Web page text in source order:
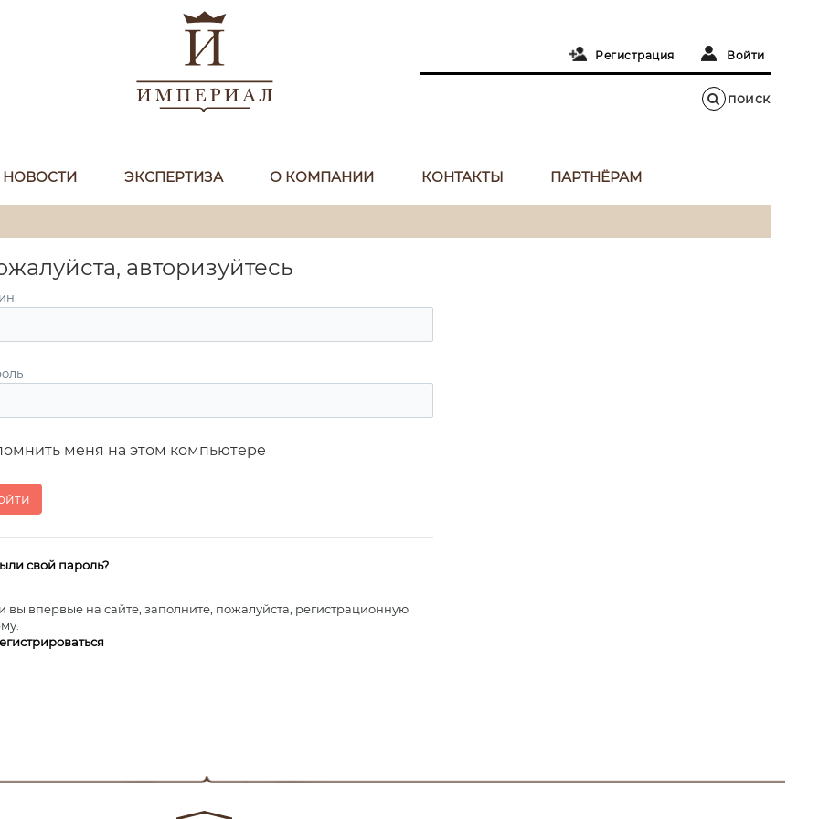
Регистрация Войти
НОВОСТИ ЭКСПЕРТИЗА О КОМПАНИИ КОНТАКТЫ ПАРТНЁРАМ
авторизуйтесь
меня на этом компьютере
свой пароль?
вы впервые на сайте, заполните, пожалуйста, регистрационную